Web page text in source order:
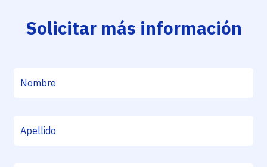
Solicitar más información